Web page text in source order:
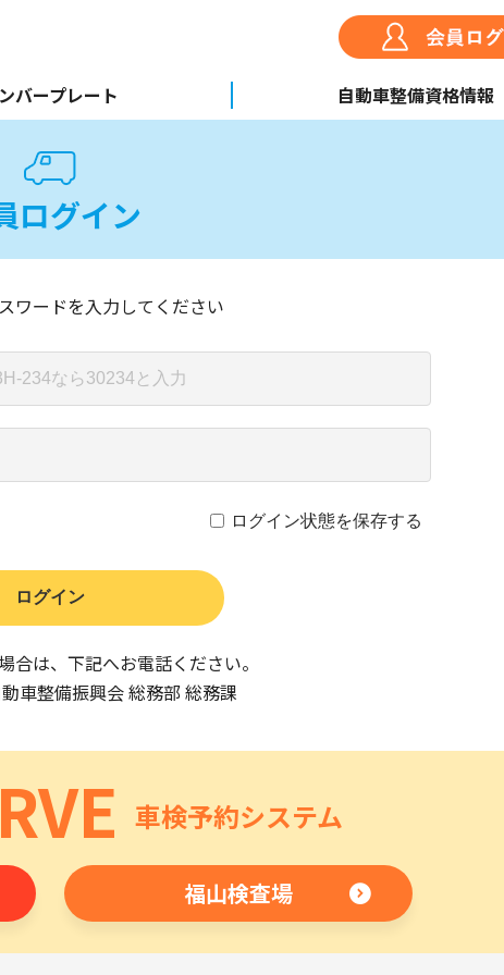
バープレート 自動車整備資格情報
ログイン
ワードを入力してください
ログイン状態を保存する
合は、下記へお電話ください。
動車整備振興会 総務部 総務課
車検予約システム
福山検査場